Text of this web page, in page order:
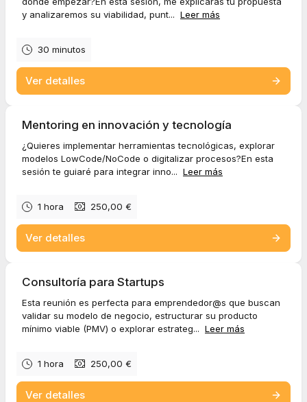
y analizaremos su viabilidad, punt... Leer más
30 minutos
Ver detalles
Mentoring en innovación y tecnología
¿Quieres implementar herramientas tecnológicas, explorar
modelos LowCode/NoCode o digitalizar procesos?En esta
sesión te guiaré para integrar inno... Leer más
1 hora 250,00 €
Ver detalles
Consultoría para Startups
Esta reunión es perfecta para emprendedor@s que buscan
validar su modelo de negocio, estructurar su producto
mínimo viable (PMV) o explorar estrateg... Leer más
1 hora 250,00 €
Ver detalles